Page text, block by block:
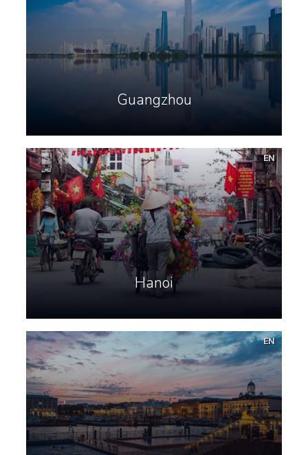
Guangzhou
Hanoi
EN
EN